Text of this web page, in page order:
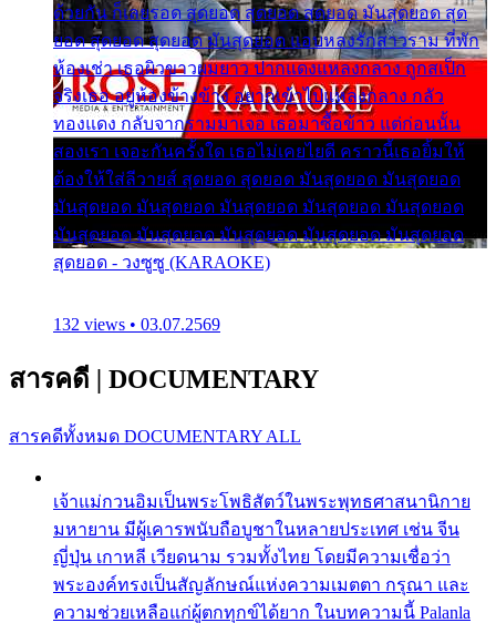
ด้วยกัน ก็เลยรอด สุดยอด สุดยอด สุดยอด มันสุดยอด สุด
ยอด สุดยอด สุดยอด มันสุดยอด แอบหลงรักสาวราม ที่พัก
ห้องเช่า เธอผิวขาวผมยาว ปากแดงแหลงกลาง ถูกสเป็ก
จริงเธอ อยู่ห้องข้างข้าง อยากเข้าไปแหลงกลาง กลัว
ทองแดง กลับจากรามมาเจอ เธอมาซื้อข้าว แต่ก่อนนั้น
สองเรา เจอะกันครั้งใด เธอไม่เคยไยดี คราวนี้เธอยิ้มให้
ต้องให้ใส่ลีวายส์ สุดยอด สุดยอด มันสุดยอด มันสุดยอด
มันสุดยอด มันสุดยอด มันสุดยอด มันสุดยอด มันสุดยอด
มันสุดยอด มันสุดยอด มันสุดยอด มันสุดยอด มันสุดยอด
สุดยอด - วงซูซู (KARAOKE)
132 views • 03.07.2569
สารคดี | DOCUMENTARY
สารคดีทั้งหมด DOCUMENTARY ALL
เจ้าแม่กวนอิมเป็นพระโพธิสัตว์ในพระพุทธศาสนานิกาย
มหายาน มีผู้เคารพนับถือบูชาในหลายประเทศ เช่น จีน
ญี่ปุ่น เกาหลี เวียดนาม รวมทั้งไทย โดยมีความเชื่อว่า
พระองค์ทรงเป็นสัญลักษณ์แห่งความเมตตา กรุณา และ
ความช่วยเหลือแก่ผู้ตกทุกข์ได้ยาก ในบทความนี้ Palanla